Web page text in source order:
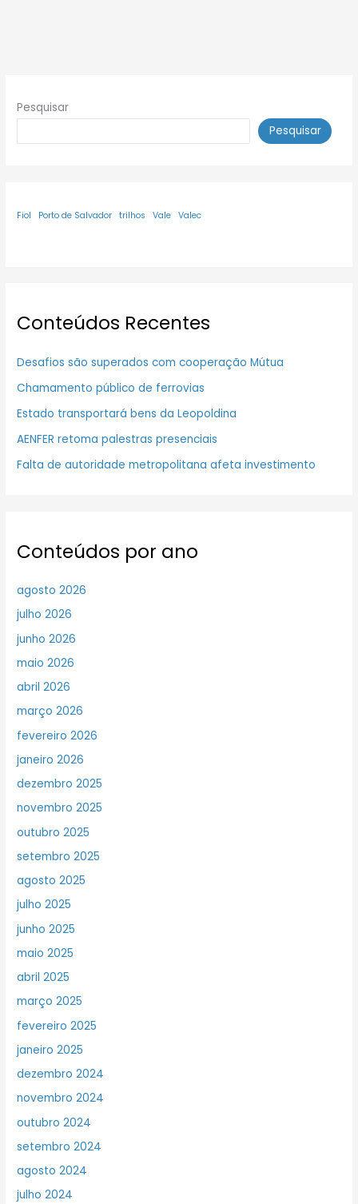
Pesquisar
Pesquisar
Fiol Porto de Salvador trilhos Vale Valec
Conteúdos Recentes
Desafios são superados com cooperação Mútua
Chamamento público de ferrovias
Estado transportará bens da Leopoldina
AENFER retoma palestras presenciais
Falta de autoridade metropolitana afeta investimento
Conteúdos por ano
agosto 2026
julho 2026
junho 2026
maio 2026
abril 2026
março 2026
fevereiro 2026
janeiro 2026
dezembro 2025
novembro 2025
outubro 2025
setembro 2025
agosto 2025
julho 2025
junho 2025
maio 2025
abril 2025
março 2025
fevereiro 2025
janeiro 2025
dezembro 2024
novembro 2024
outubro 2024
setembro 2024
agosto 2024
julho 2024